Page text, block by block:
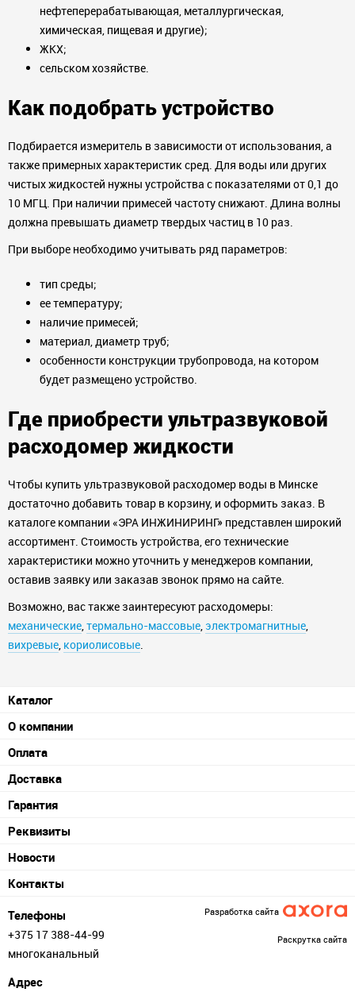
нефтеперерабатывающая, металлургическая,
химическая, пищевая и другие);
ЖКХ;
сельском хозяйстве.
Как подобрать устройство
Подбирается измеритель в зависимости от использования, а
также примерных характеристик сред. Для воды или других
чистых жидкостей нужны устройства с показателями от 0,1 до
10 МГЦ. При наличии примесей частоту снижают. Длина волны
должна превышать диаметр твердых частиц в 10 раз.
При выборе необходимо учитывать ряд параметров:
тип среды;
ее температуру;
наличие примесей;
материал, диаметр труб;
особенности конструкции трубопровода, на котором
будет размещено устройство.
Где приобрести ультразвуковой
расходомер жидкости
Чтобы купить ультразвуковой расходомер воды в Минске
достаточно добавить товар в корзину, и оформить заказ. В
каталоге компании «ЭРА ИНЖИНИРИНГ» представлен широкий
ассортимент. Стоимость устройства, его технические
характеристики можно уточнить у менеджеров компании,
оставив заявку или заказав звонок прямо на сайте.
Возможно, вас также заинтересуют расходомеры:
механические,термально-массовые, электромагнитные,
вихревые, кориолисовые.
Каталог
О компании
Оплата
Доставка
Гарантия
Реквизиты
Новости
Контакты
Телефоны
+375 17 388-44-99
многоканальный
Адрес
Разработка сайта
Раскрутка сайта